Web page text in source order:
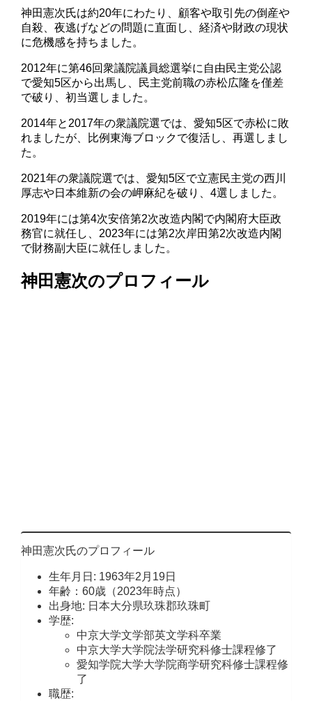
神田憲次氏は約20年にわたり、顧客や取引先の倒産や
自殺、夜逃げなどの問題に直面し、経済や財政の現状
に危機感を持ちました。
2012年に第46回衆議院議員総選挙に自由民主党公認
で愛知5区から出馬し、民主党前職の赤松広隆を僅差
で破り、初当選しました。
2014年と2017年の衆議院選では、愛知5区で赤松に敗
れましたが、比例東海ブロックで復活し、再選しまし
た。
2021年の衆議院選では、愛知5区で立憲民主党の西川
厚志や日本維新の会の岬麻紀を破り、4選しました。
2019年には第4次安倍第2次改造内閣で内閣府大臣政
務官に就任し、2023年には第2次岸田第2次改造内閣
で財務副大臣に就任しました。
神田憲次のプロフィール
神田憲次氏のプロフィール
生年月日: 1963年2月19日
年齢：60歳（2023年時点）
出身地: 日本大分県玖珠郡玖珠町
学歴:
中京大学文学部英文学科卒業
中京大学大学院法学研究科修士課程修了
愛知学院大学大学院商学研究科修士課程修
了
職歴: